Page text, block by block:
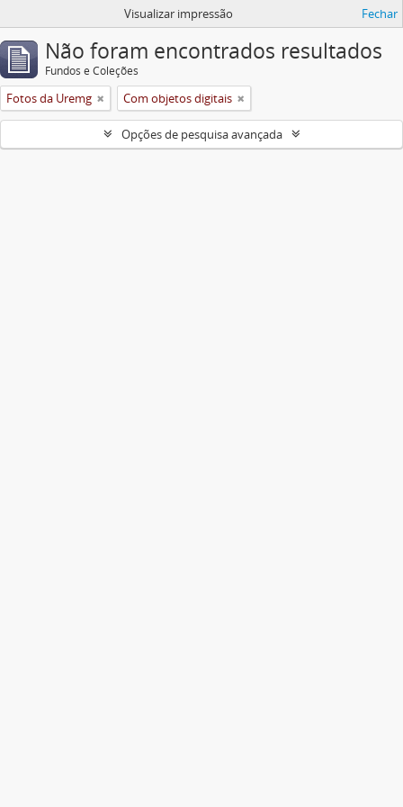
Visualizar impressão Fechar
Não foram encontrados resultados
Fundos e Coleções
Fotos da Uremg Com objetos digitais
Opções de pesquisa avançada